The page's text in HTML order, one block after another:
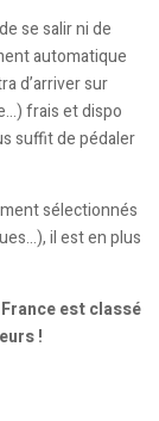
se salir ni de
automatique
d’arriver sur
frais et dispo
suffit de pédaler
sélectionnés
il est en plus
est classé
!